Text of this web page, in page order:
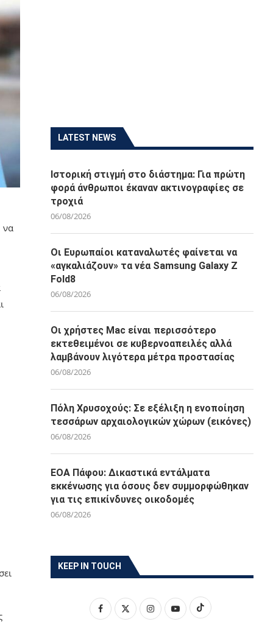
να
LATEST NEWS
Ιστορική στιγμή στο διάστημα: Για πρώτη
φορά άνθρωποι έκαναν ακτινογραφίες σε
τροχιά
06/08/2026
Οι Ευρωπαίοι καταναλωτές φαίνεται να
«αγκαλιάζουν» τα νέα Samsung Galaxy Z
Fold8
06/08/2026
Οι χρήστες Mac είναι περισσότερο
εκτεθειμένοι σε κυβερνοαπειλές αλλά
λαμβάνουν λιγότερα μέτρα προστασίας
06/08/2026
Πόλη Χρυσοχούς: Σε εξέλιξη η ενοποίηση
τεσσάρων αρχαιολογικών χώρων (εικόνες)
06/08/2026
ΕΟΑ Πάφου: Δικαστικά εντάλματα
εκκένωσης για όσους δεν συμμορφώθηκαν
για τις επικίνδυνες οικοδομές
06/08/2026
KEEP IN TOUCH